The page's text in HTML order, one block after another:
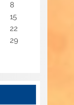
8
15
22
29